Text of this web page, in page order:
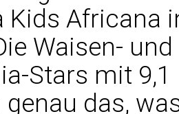
Kids Africana
Waisen-
Stars mit
genau das,